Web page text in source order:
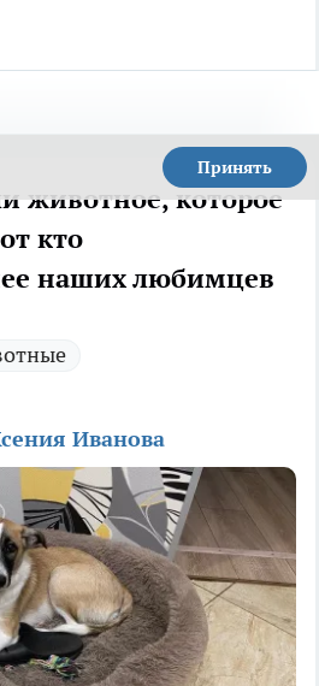
Принять
животное, которое
кто
наших любимцев
Иванова